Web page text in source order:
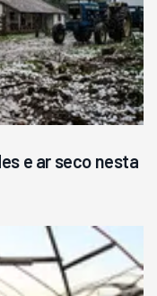
e ar seco nesta